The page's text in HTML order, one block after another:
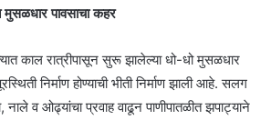
मुसळधार पावसाचा कहर
काल रात्रीपासून सुरू झालेल्या धो-धो मुसळधार
निर्माण होण्याची भीती निर्माण झाली आहे. सलग
नाले व ओढ्यांचा प्रवाह वाढून पाणीपातळीत झपाट्याने